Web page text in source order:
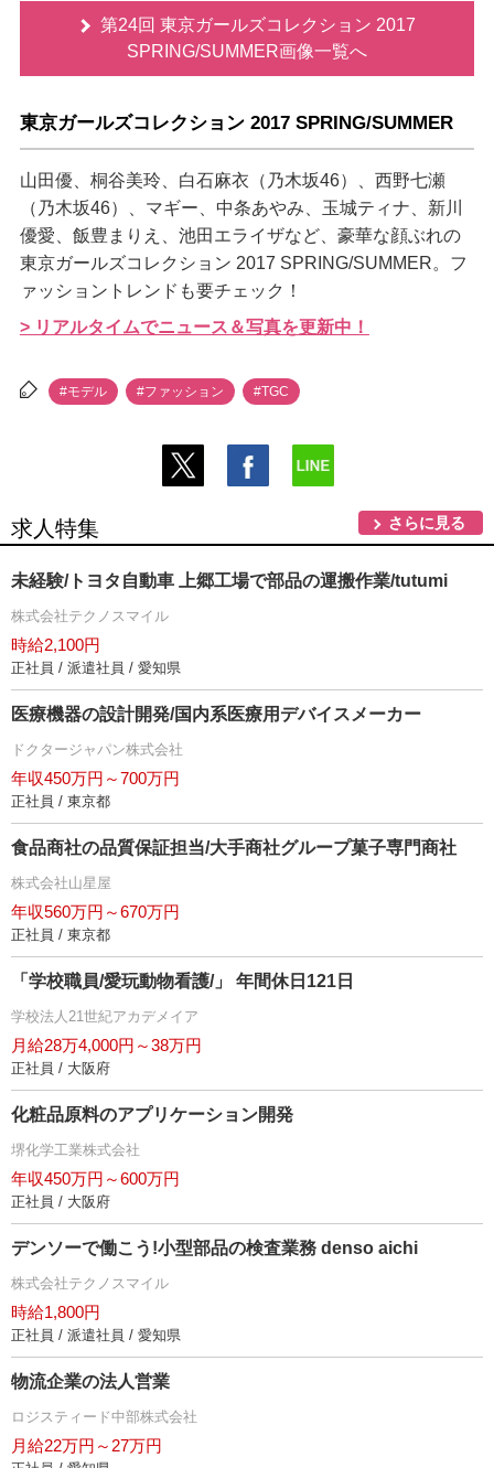
第24回 東京ガールズコレクション 2017
SPRING/SUMMER画像一覧へ
東京ガールズコレクション 2017 SPRING/SUMMER
山田優、桐谷美玲、白石麻衣（乃木坂46）、西野七瀬
（乃木坂46）、マギー、中条あやみ、玉城ティナ、新川
優愛、飯豊まりえ、池田エライザなど、豪華な顔ぶれの
東京ガールズコレクション 2017 SPRING/SUMMER。フ
ァッショントレンドも要チェック！
> リアルタイムでニュース＆写真を更新中！
#モデル #ファッション #TGC
求人特集 さらに見る
未経験/トヨタ自動車 上郷工場で部品の運搬作業/tutumi
株式会社テクノスマイル
時給2,100円
正社員 / 派遣社員 / 愛知県
医療機器の設計開発/国内系医療用デバイスメーカー
ドクタージャパン株式会社
年収450万円～700万円
正社員 / 東京都
食品商社の品質保証担当/大手商社グループ菓子専門商社
株式会社山星屋
年収560万円～670万円
正社員 / 東京都
「学校職員/愛玩動物看護/」 年間休日121日
学校法人21世紀アカデメイア
月給28万4,000円～38万円
正社員 / 大阪府
化粧品原料のアプリケーション開発
堺化学工業株式会社
年収450万円～600万円
正社員 / 大阪府
デンソーで働こう!小型部品の検査業務 denso aichi
株式会社テクノスマイル
時給1,800円
正社員 / 派遣社員 / 愛知県
物流企業の法人営業
ロジスティード中部株式会社
月給22万円～27万円